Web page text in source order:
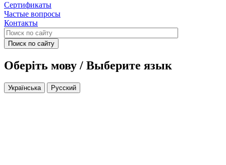
Сертификаты
Частые вопросы
Контакты
Поиск по сайту
Оберіть мову / Выберите язык
Українська Русский